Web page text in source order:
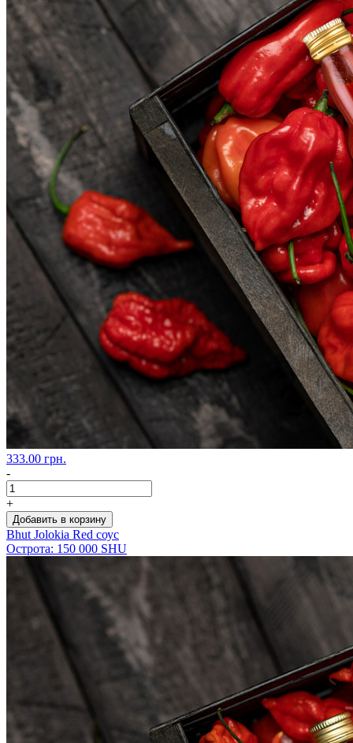
333.00 грн.
-
+
Добавить в корзину
Bhut Jolokia Red соус
Острота: 150 000 SHU